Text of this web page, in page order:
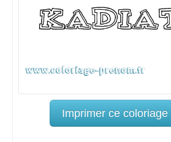
Imprimer ce coloriage